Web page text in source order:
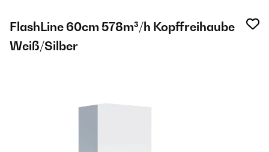
FlashLine 60cm 578m³/h Kopffreihaube
Weiß/Silber